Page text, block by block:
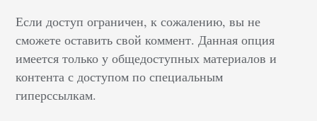
Если доступ ограничен, к сожалению, вы не
сможете оставить свой коммент. Данная опция
имеется только у общедоступных материалов и
контента с доступом по специальным
гиперссылкам.